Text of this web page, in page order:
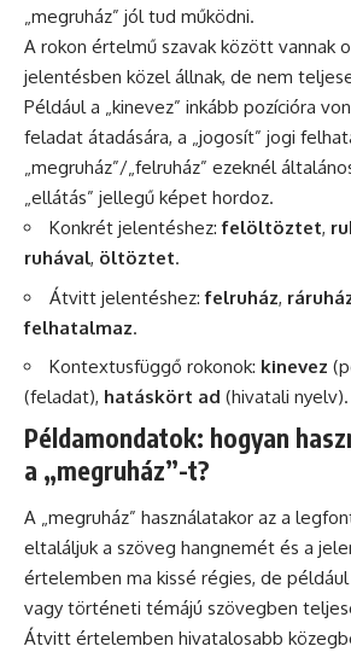
„megruház” jól tud működni.
A rokon értelmű szavak között vannak
jelentésben közel állnak, de nem
Például a „kinevez” inkább pozícióra
feladat átadására, a „jogosít” jogi
„megruház”/„felruház” ezeknél
„ellátás” jellegű képet hordoz.
Konkrét jelentéshez:felöltöztet,
ruhával, öltöztet.
Átvitt jelentéshez:felruház,
felhatalmaz.
Kontextusfüggő rokonok: kinevez
(feladat), hatáskört ad (hivatali nyelv).
Példamondatok: hogyan
a „megruház”-t?
A „megruház” használatakor az a
eltaláljuk a szöveg hangnemét és a
értelemben ma kissé régies, de
vagy történeti témájú szövegben
Átvitt értelemben hivatalosabb